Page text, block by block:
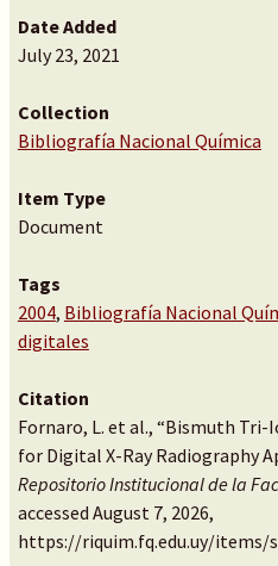
Date Added
July 23, 2021
Collection
Bibliografía Nacional Química
Item Type
Document
Tags
2004, Bibliografía Nacional
digitales
Citation
Fornaro, L. et al., “Bismuth
for Digital X-Ray Radiography
Repositorio Institucional de la
accessed August 7, 2026,
https://riquim.fq.edu.uy/items/